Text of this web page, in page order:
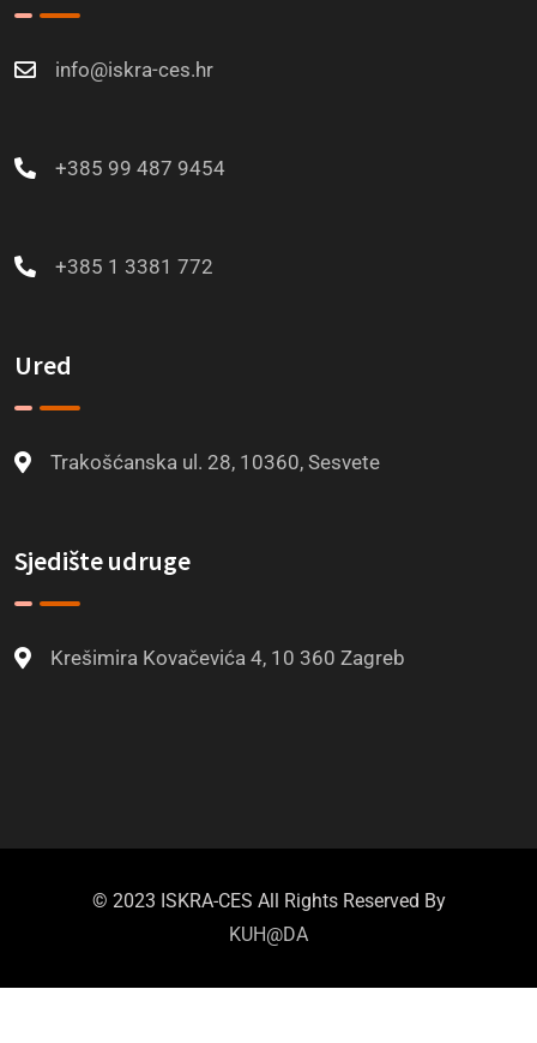
info@iskra-ces.hr
+385 99 487 9454
+385 1 3381 772
Ured
Trakošćanska ul. 28, 10360, Sesvete
Sjedište udruge
Krešimira Kovačevića 4, 10 360 Zagreb
© 2023 ISKRA-CES All Rights Reserved By
KUH@DA